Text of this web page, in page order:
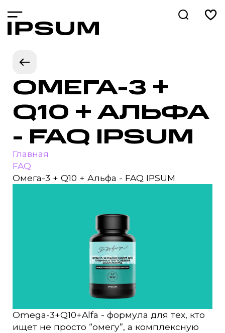
ОМЕГА-3 +
Q10 + АЛЬФА
- FAQ IPSUM
Главная
FAQ
Омега-3 + Q10 + Альфа - FAQ IPSUM
Omega-3+Q10+Alfa - формула для тех, кто
ищет не просто “омегу”, а комплексную